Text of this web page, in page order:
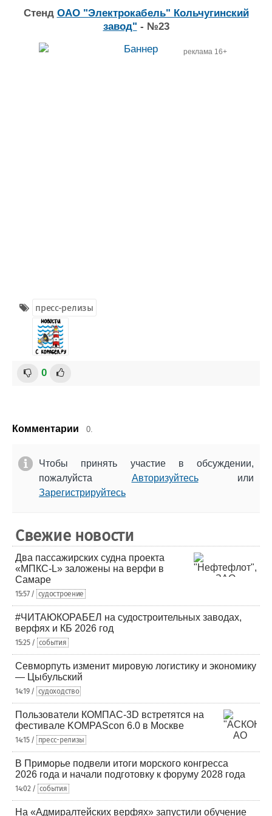
Стенд ОАО "Электрокабель" Кольчугинский
завод" - №23
реклама 16+
пресс-релизы
0
Комментарии 0.
Чтобы принять участие в обсуждении,
пожалуйста Авторизуйтесьили
Зарегистрируйтесь
Свежие новости
Два пассажирских судна проекта
«МПКС-L» заложены на верфи в
Самаре
15:57 / судостроение
#ЧИТАЮКОРАБЕЛ на судостроительных заводах,
верфях и КБ 2026 год
15:25 / события
Севморпуть изменит мировую логистику и экономику
— Цыбульский
14:19 / судоходство
Пользователи КОМПАС-3D встретятся на
фестивале KOMPAScon 6.0 в Москве
14:15 / пресс-релизы
В Приморье подвели итоги морского конгресса
2026 года и начали подготовку к форуму 2028 года
14:02 / события
На «Адмиралтейских верфях» запустили обучение